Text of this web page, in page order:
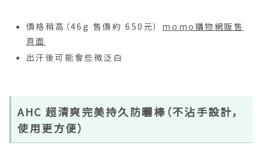
價格稍高（46g 售價約 650元） momo購物網販售
頁面
出汗後可能會些微泛白
AHC 超清爽完美持久防曬棒（不沾手設計，
使用更方便）